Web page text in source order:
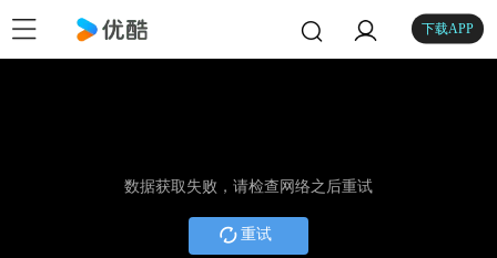
下载APP
数据获取失败，请检查网络之后重试
重试